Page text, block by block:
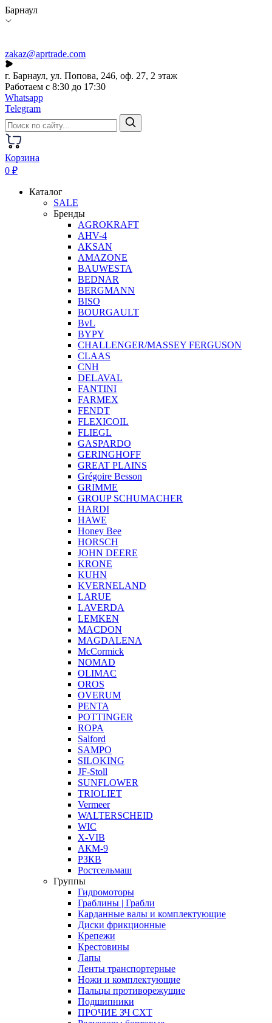
Барнаул
zakaz@aprtrade.com
г. Барнаул, ул. Попова, 246, оф. 27, 2 этаж
Работаем с 8:30 до 17:30
Whatsapp
Telegram
Корзина
0 ₽
Каталог
SALE
Бренды
AGROKRAFT
AHV-4
AKSAN
AMAZONE
BAUWESTA
BEDNAR
BERGMANN
BISO
BOURGAULT
BvL
BYPY
CHALLENGER/MASSEY FERGUSON
CLAAS
CNH
DELAVAL
FANTINI
FARMEX
FENDT
FLEXICOIL
FLIEGL
GASPARDO
GERINGHOFF
GREAT PLAINS
Grégoire Besson
GRIMME
GROUP SCHUMACHER
HARDI
HAWE
Honey Bee
HORSCH
JOHN DEERE
KRONE
KUHN
KVERNELAND
LARUE
LAVERDA
LEMKEN
MACDON
MAGDALENA
McCormick
NOMAD
OLIMAC
OROS
OVERUM
PENTA
POTTINGER
ROPA
Salford
SAMPO
SILOKING
JF-Stoll
SUNFLOWER
TRIOLIET
Vermeer
WALTERSCHEID
WIC
X-VIB
АКМ-9
РЗКВ
Ростсельмаш
Группы
Гидромоторы
Граблины | Грабли
Карданные валы и комплектующие
Диски фрикционные
Крепежи
Крестовины
Лапы
Ленты транспортерные
Ножи и комплектующие
Пальцы противорежущие
Подшипники
ПРОЧИЕ ЗЧ СХТ